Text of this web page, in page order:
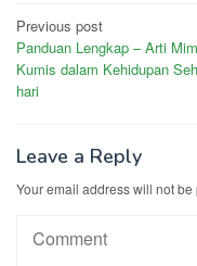
Post
navigation
Previous post
Panduan Lengkap – Arti
Kumis dalam Kehidupan
hari
Leave a Reply
Your email address will not